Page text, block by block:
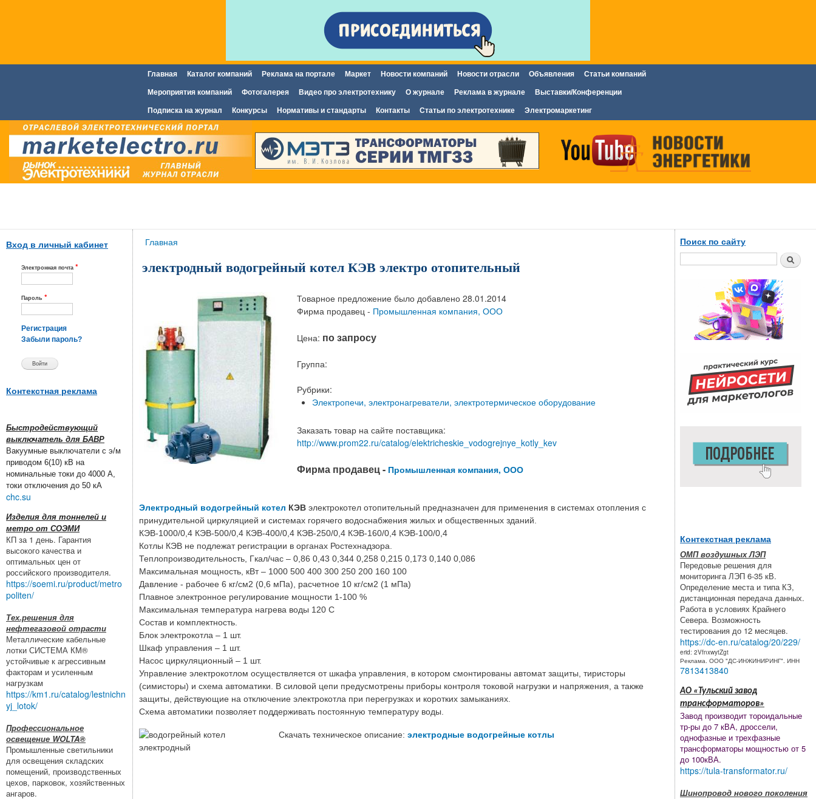
содержанию
Главное меню
Главная Каталог компаний Реклама на портале Маркет Новости компаний Новости отрасли Объявления Статьи компаний
Мероприятия компаний Фотогалерея Видео про электротехнику О журнале Реклама в журнале Выставки/Конференции
Подписка на журнал Конкурсы Нормативы и стандарты Контакты Статьи по электротехнике Электромаркетинг
Вход в личный кабинет
Электронная почта *
Пароль *
Регистрация
Забыли пароль?
Контекстная реклама
Быстродействующий
выключатель для БАВР
Вакуумные выключатели с э/м
приводом 6(10) кВ на
номинальные токи до 4000 А,
токи отключения до 50 кА
chc.su
Изделия для тоннелей и
метро от СОЭМИ
КП за 1 день. Гарантия
высокого качества и
оптимальных цен от
российского производителя.
https://soemi.ru/product/metro
politen/
Тех.решения для
нефтегазовой отрасти
Металлические кабельные
лотки СИСТЕМА КМ®
устойчивые к агрессивным
факторам и усиленным
нагрузкам
https://km1.ru/catalog/lestnichn
yj_lotok/
Профессиональное
освещение WOLTA®
Промышленные светильники
для освещения складских
помещений, производственных
цехов, парковок, хозяйственных
ангаров.
Вы здесь
Главная
электродный водогрейный котел КЭВ электро отопительный
Товарное предложение было добавлено 28.01.2014
Фирма продавец - Промышленная компания, ООО
Цена: по запросу
Группа:
Рубрики:
Электропечи, электронагреватели, электротермическое оборудование
Заказать товар на сайте поставщика:
http://www.prom22.ru/catalog/elektricheskie_vodogrejnye_kotly_kev
Фирма продавец - Промышленная компания, ООО
Электродный водогрейный котел КЭВ электрокотел отопительный предназначен для применения в системах отопления с
принудительной циркуляцией и системах горячего водоснабжения жилых и общественных зданий.
КЭВ-1000/0,4 КЭВ-500/0,4 КЭВ-400/0,4 КЭВ-250/0,4 КЭВ-160/0,4 КЭВ-100/0,4
Котлы КЭВ не подлежат регистрации в органах Ростехнадзора.
Теплопроизводительность, Гкал/час – 0,86 0,43 0,344 0,258 0,215 0,173 0,140 0,086
Максимальная мощность, кВт – 1000 500 400 300 250 200 160 100
Давление - рабочее 6 кг/см2 (0,6 мПа), расчетное 10 кг/см2 (1 мПа)
Плавное электронное регулирование мощности 1-100 %
Максимальная температура нагрева воды 120 С
Состав и комплектность.
Блок электрокотла – 1 шт.
Шкаф управления – 1 шт.
Насос циркуляционный – 1 шт.
Управление электрокотлом осуществляется от шкафа управления, в котором смонтированы автомат защиты, тиристоры
(симисторы) и схема автоматики. В силовой цепи предусмотрены приборы контроля токовой нагрузки и напряжения, а также
защиты, действующие на отключение электрокотла при перегрузках и коротких замыканиях.
Схема автоматики позволяет поддерживать постоянную температуру воды.
Скачать техническое описание: электродные водогрейные котлы
Поиск по сайту
Поиск
Контекстная реклама
ОМП воздушных ЛЭП
Передовые решения для
мониторинга ЛЭП 6-35 кВ.
Определение места и типа КЗ,
дистанционная передача данных.
Работа в условиях Крайнего
Севера. Возможность
тестирования до 12 месяцев.
https://dc-en.ru/catalog/20/229/
erid: 2VfnxwytZgt
Реклама. ООО "ДС-ИНЖИНИРИНГ". ИНН
7813413840
АО «Тульский завод
трансформаторов»
Завод производит тороидальные
тр-ры до 7 кВА, дроссели,
однофазные и трехфазные
трансформаторы мощностью от 5
до 100кВА.
https://tula-transformator.ru/
Шинопровод нового поколения